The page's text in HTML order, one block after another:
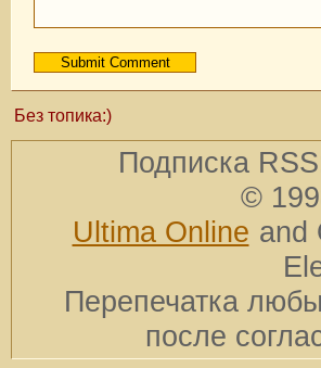
Без топика:)
Подписка
©
Ultima Online and
Перепечатка
после